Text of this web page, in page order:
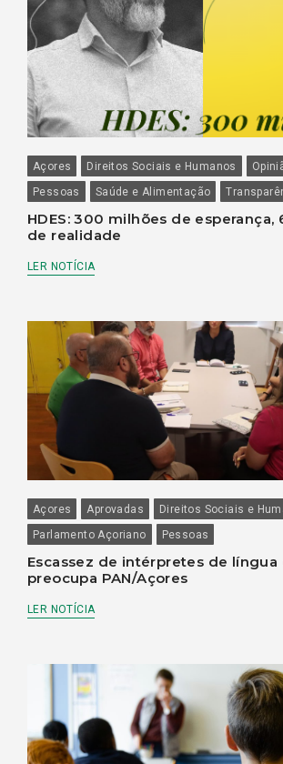
Açores Direitos Sociais e Humanos
Pessoas
Saúde e Alimentação
HDES: 300 milhões de
de realidade
LER NOTÍCIA
Açores Aprovadas Direitos Sociais e
Parlamento Açoriano
Pessoas
Escassez de intérpretes de língua
preocupa PAN/Açores
LER NOTÍCIA